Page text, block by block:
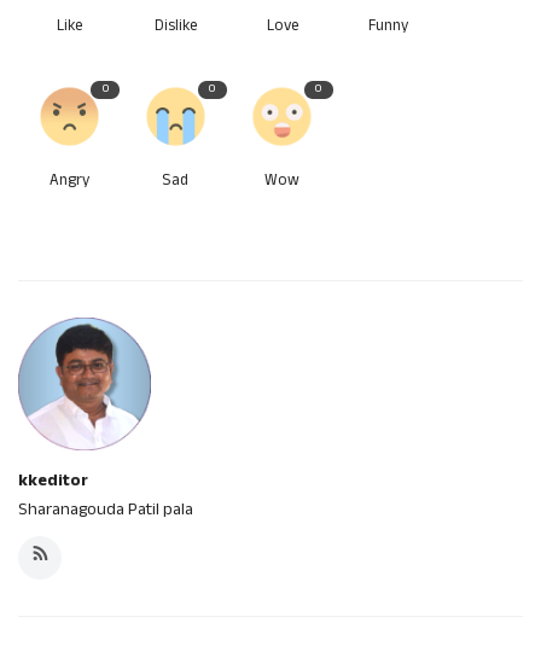
Like Dislike Love Funny
0
Angry
0
Sad
0
Wow
kkeditor
Sharanagouda Patil pala